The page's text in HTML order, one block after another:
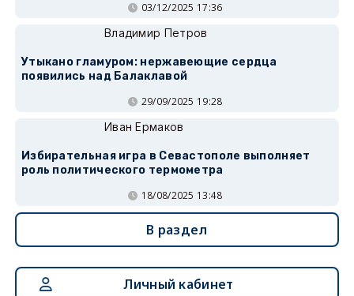
03/12/2025 17:36
Владимир Петров
Утыкано гламуром: нержавеющие сердца
появились над Балаклавой
29/09/2025 19:28
Иван Ермаков
Избирательная игра в Севастополе выполняет
роль политического термометра
18/08/2025 13:48
В раздел
Личный кабинет